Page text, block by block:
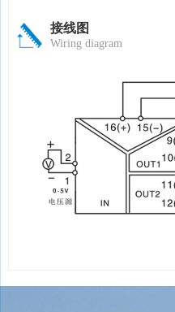
接线图
Wiring diagram